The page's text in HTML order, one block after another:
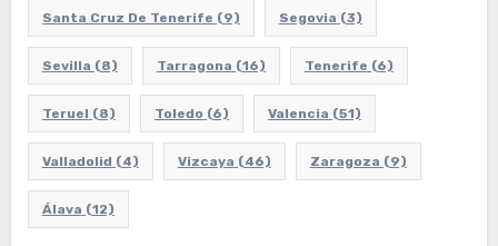
Santa Cruz De Tenerife (9) Segovia (3)
Sevilla (8) Tarragona (16) Tenerife (6)
Teruel (8) Toledo (6) Valencia (51)
Valladolid (4) Vizcaya (46) Zaragoza (9)
Álava (12)